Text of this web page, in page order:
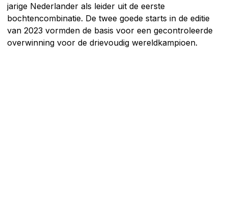
jarige Nederlander als leider uit de eerste
bochtencombinatie. De twee goede starts in de editie
van 2023 vormden de basis voor een gecontroleerde
overwinning voor de drievoudig wereldkampioen.